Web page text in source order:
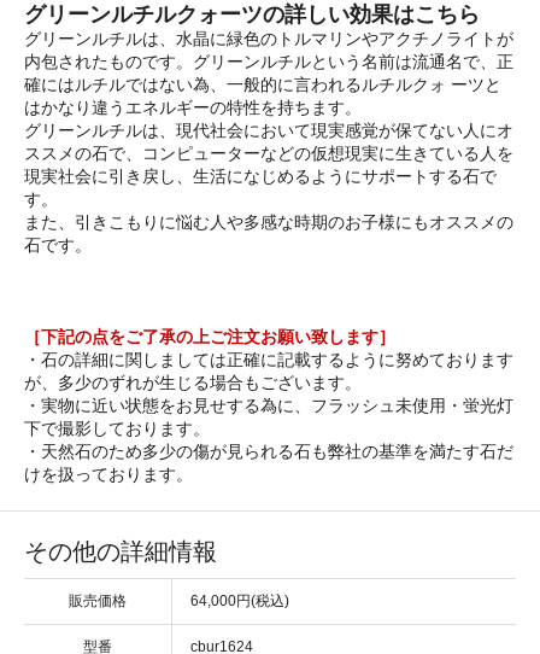
グリーンルチルクォーツの詳しい効果はこちら
グリーンルチルは、水晶に緑色のトルマリンやアクチノライトが
内包されたものです。グリーンルチルという名前は流通名で、正
確にはルチルではない為、一般的に言われるルチルクォ ーツと
はかなり違うエネルギーの特性を持ちます。
グリーンルチルは、現代社会において現実感覚が保てない人にオ
ススメの石で、コンピューターなどの仮想現実に生きている人を
現実社会に引き戻し、生活になじめるようにサポートする石で
す。
また、引きこもりに悩む人や多感な時期のお子様にもオススメの
石です。
［下記の点をご了承の上ご注文お願い致します］
・石の詳細に関しましては正確に記載するように努めております
が、多少のずれが生じる場合もございます。
・実物に近い状態をお見せする為に、フラッシュ未使用・蛍光灯
下で撮影しております。
・天然石のため多少の傷が見られる石も弊社の基準を満たす石だ
けを扱っております。
その他の詳細情報
販売価格 64,000円(税込)
型番 cbur1624